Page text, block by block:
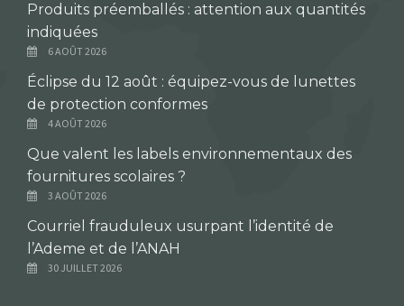
Produits préemballés : attention aux quantités
indiquées
6 AOÛT 2026
Éclipse du 12 août : équipez-vous de lunettes
de protection conformes
4 AOÛT 2026
Que valent les labels environnementaux des
fournitures scolaires ?
3 AOÛT 2026
Courriel frauduleux usurpant l’identité de
l’Ademe et de l’ANAH
30 JUILLET 2026